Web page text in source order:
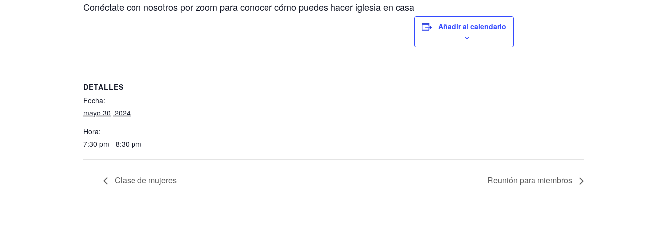
Conéctate con nosotros por zoom para conocer cómo puedes hacer iglesia en casa
Añadir al calendario
DETALLES
Fecha:
mayo 30, 2024
Hora:
7:30 pm - 8:30 pm
Clase de mujeres Reunión para miembros